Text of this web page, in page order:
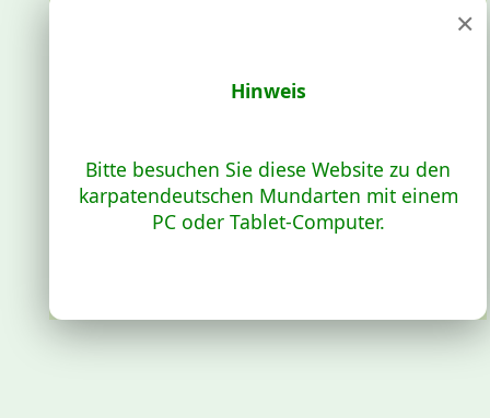
×
Hinweis
Bitte besuchen Sie diese Website zu den
karpatendeutschen Mundarten mit einem
PC oder Tablet-Computer.